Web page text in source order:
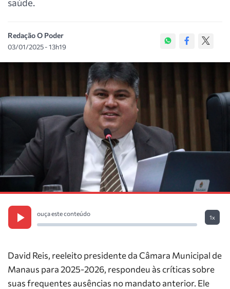
Redação O Poder
03/01/2025 - 13h19
ouça este conteúdo
1x
David Reis, reeleito presidente da Câmara Municipal de
Manaus para 2025-2026, respondeu às críticas sobre
suas frequentes ausências no mandato anterior. Ele